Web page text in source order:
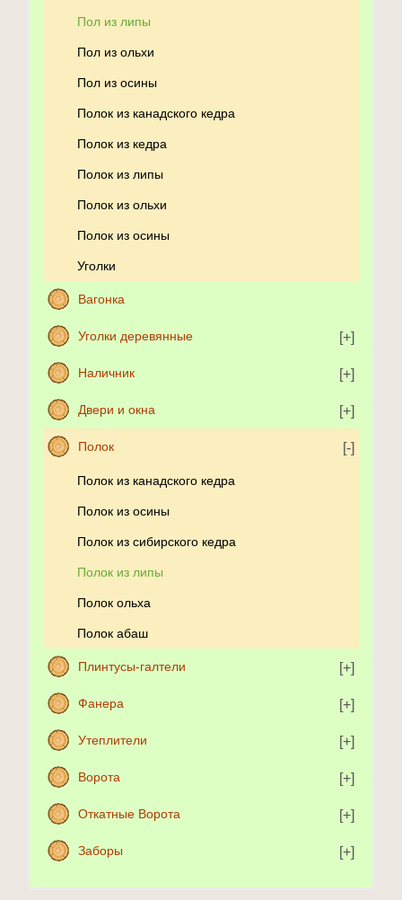
Пол из липы
Пол из ольхи
Пол из осины
Полок из канадского кедра
Полок из кедра
Полок из липы
Полок из ольхи
Полок из осины
Уголки
Вагонка
Уголки деревянные
Наличник
Двери и окна
Полок
Полок из канадского кедра
Полок из осины
Полок из сибирского кедра
Полок из липы
Полок ольха
Полок абаш
Плинтусы-галтели
Фанера
Утеплители
Ворота
Откатные Ворота
Заборы